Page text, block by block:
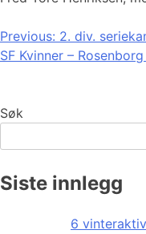
Previous: 2. div.
SF Kvinner –
Søk
Siste innlegg
6